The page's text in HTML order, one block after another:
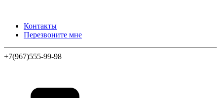
Контакты
Перезвоните мне
+7(967)555-99-98